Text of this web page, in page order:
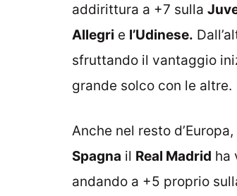
addirittura a +7 sulla
Allegri e l’Udinese.
sfruttando il vantaggio
grande solco con le altre.
Anche nel resto
Spagna il Real Madrid ha
andando a +5 proprio